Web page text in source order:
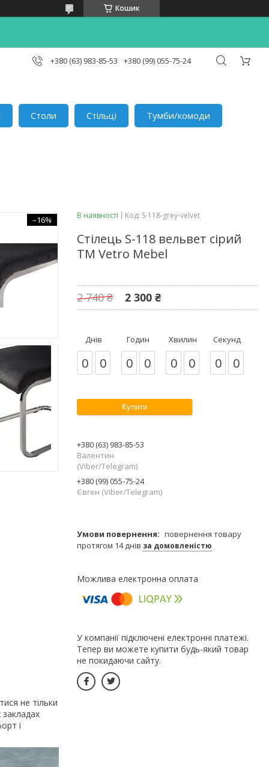
Кошик
+380 (63) 983-85-53 +380 (99) 055-75-24
Столи Стільці
Тумби/комоди
–16%
не тільки
закладах
і
В наявності Код: S-118-grey-velvet
Стілець S-118 вельвет сірий
TM Vetro Mebel
2 740 ₴ 2 300 ₴
Днів
0 0
Годин
0 0
Хвилин
0 0
Секунд
0 0
Купити
+380 (63) 983-85-53
Валентин
(Viber/Telegram)
+380 (99) 055-75-24
Євген (Viber/Telegram)
повернення товару
протягом 14 днів за домовленістю
У компанії підключені електронні платежі.
Тепер ви можете купити будь-який товар
не покидаючи сайту.